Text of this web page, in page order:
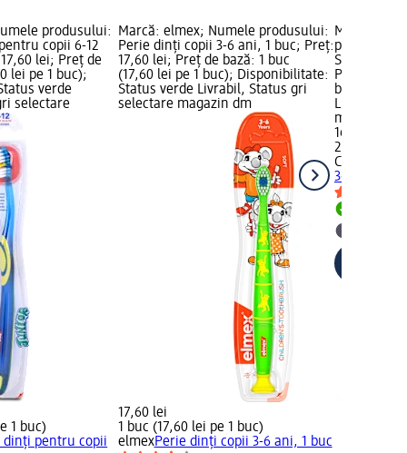
produsului:
copii 6-12
lei; Preț de
lei pe 1 buc);
verde
selectare
1 buc)
dinți pentru copii
Marcă: elmex; Numele produsului:
Perie dinți copii 3-6 ani, 1 buc; Preț:
17,60 lei; Preț de bază: 1 buc
(17,60 lei pe 1 buc); Disponibilitate:
Status verde Livrabil, Status gri
selectare magazin dm
17,60 lei
1 buc (17,60 lei pe 1 buc)
elmexPerie dinți copii 3-6 ani, 1 buc
Marcă:
produsului:
Smiles 3-5
Preț de
buc);
Livrabil,
magazin
16,40 lei
2 buc (8,20
Colgate
3-5 ani, 24